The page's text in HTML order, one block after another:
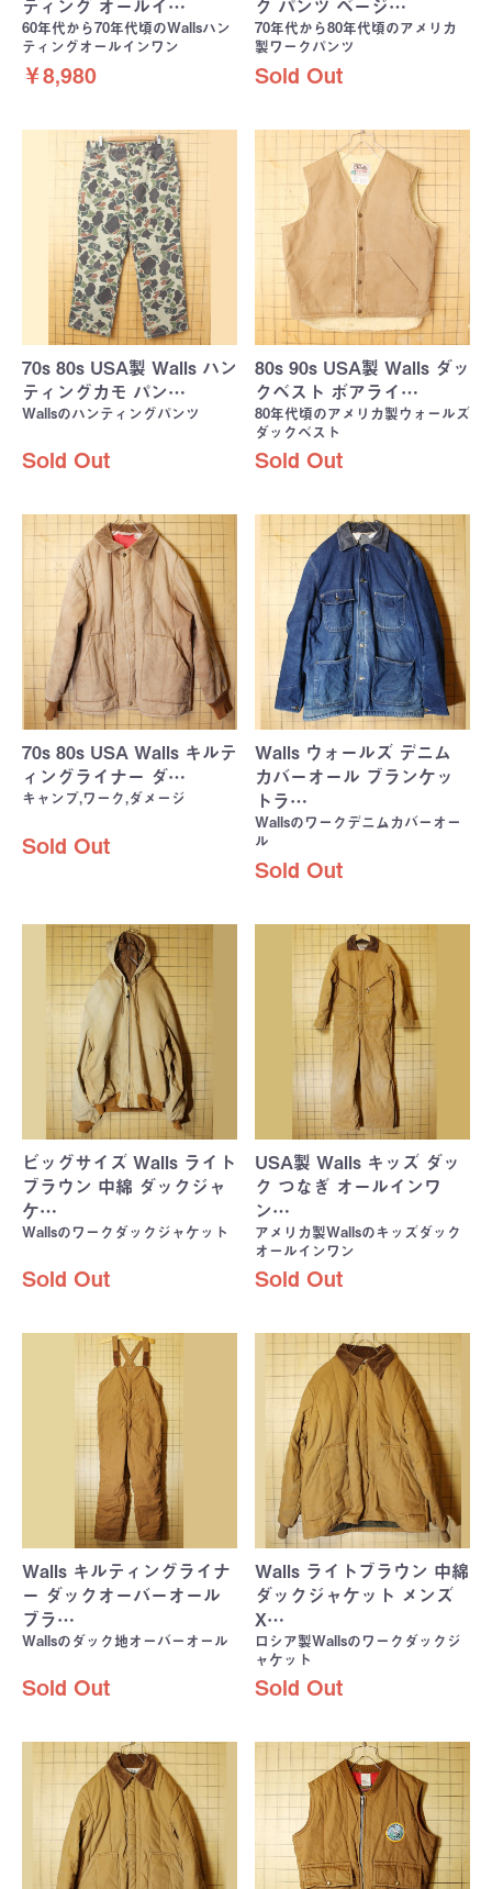
ティング オールイ…
60年代から70年代頃のWallsハン
ティングオールインワン
￥8,980
ク パンツ ベージ…
70年代から80年代頃のアメリカ
製ワークパンツ
Sold Out
70s 80s USA製 Walls ハン
ティングカモ パン…
Wallsのハンティングパンツ
Sold Out
80s 90s USA製 Walls ダッ
クベスト ボアライ…
80年代頃のアメリカ製ウォールズ
ダックベスト
Sold Out
70s 80s USA Walls キルテ
ィングライナー ダ…
キャンプ,ワーク,ダメージ
Sold Out
Walls ウォールズ デニム
カバーオール ブランケッ
トラ…
Wallsのワークデニムカバーオー
ル
Sold Out
ビッグサイズ Walls ライト
ブラウン 中綿 ダックジャ
ケ…
Wallsのワークダックジャケット
Sold Out
USA製 Walls キッズ ダッ
ク つなぎ オールインワ
ン…
アメリカ製Wallsのキッズダック
オールインワン
Sold Out
Walls キルティングライナ
ー ダックオーバーオール
ブラ…
Wallsのダック地オーバーオール
Sold Out
Walls ライトブラウン 中綿
ダックジャケット メンズ
X…
ロシア製Wallsのワークダックジ
ャケット
Sold Out